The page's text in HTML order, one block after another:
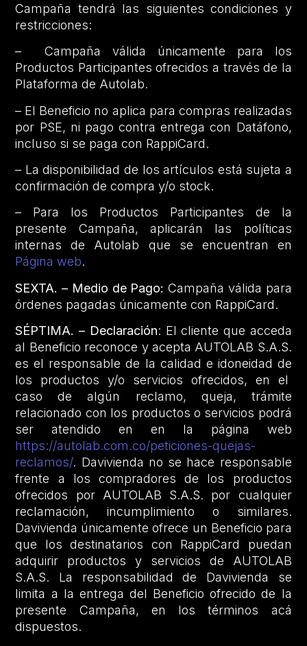
Campaña tendrá las siguientes condiciones y
restricciones:
– Campaña válida únicamente para los
Productos Participantes ofrecidos a través de la
Plataforma de Autolab.
– El Beneficio no aplica para compras realizadas
por PSE, ni pago contra entrega con Datáfono,
incluso si se paga con RappiCard.
– La disponibilidad de los artículos está sujeta a
confirmación de compra y/o stock.
– Para los Productos Participantes de la
presente Campaña, aplicarán las políticas
internas de Autolab que se encuentran en
Página web.
SEXTA. – Medio de Pago:Campaña válida para
órdenes pagadas únicamente con RappiCard.
SÉPTIMA. – Declaración: El cliente que acceda
al Beneficio reconoce y acepta AUTOLAB S.A.S.
es el responsable de la calidad e idoneidad de
los productos y/o servicios ofrecidos, en el
caso de algún reclamo, queja, trámite
relacionado con los productos o servicios podrá
ser atendido en en la página web
https://autolab.com.co/peticiones-quejas-
reclamos/. Davivienda no se hace responsable
frente a los compradores de los productos
ofrecidos por AUTOLAB S.A.S. por cualquier
reclamación, incumplimiento o similares.
Davivienda únicamente ofrece un Beneficio para
que los destinatarios con RappiCard puedan
adquirir productos y servicios de AUTOLAB
S.A.S. La responsabilidad de Davivienda se
limita a la entrega del Beneficio ofrecido de la
presente Campaña, en los términos acá
dispuestos.